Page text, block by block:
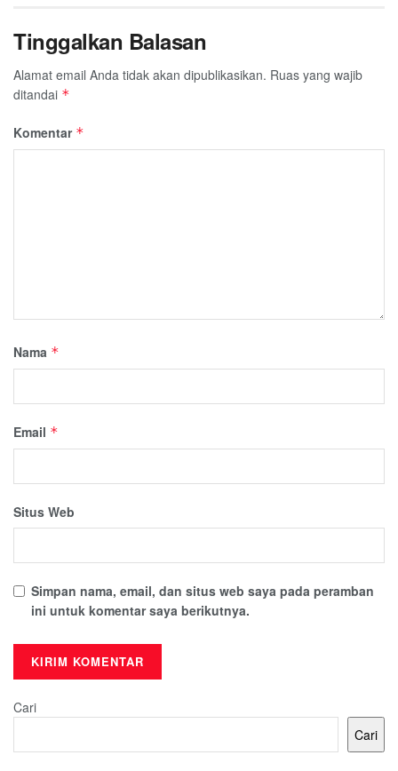
Tinggalkan Balasan
Alamat email Anda tidak akan dipublikasikan. Ruas yang wajib
ditandai *
Komentar *
Nama *
Email *
Situs Web
Simpan nama, email, dan situs web saya pada peramban
ini untuk komentar saya berikutnya.
Cari
Cari